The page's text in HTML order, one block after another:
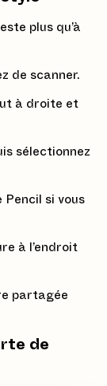
plus qu’à
de scanner.
à droite et
sélectionnez
Pencil si vous
à l’endroit
partagée
de